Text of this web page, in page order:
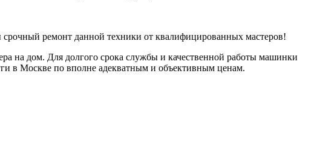
ремонт данной техники от квалифицированных мастеров!
на дом. Для долгого срока службы и качественной работы машинки
в Москве по вполне адекватным и объективным ценам.